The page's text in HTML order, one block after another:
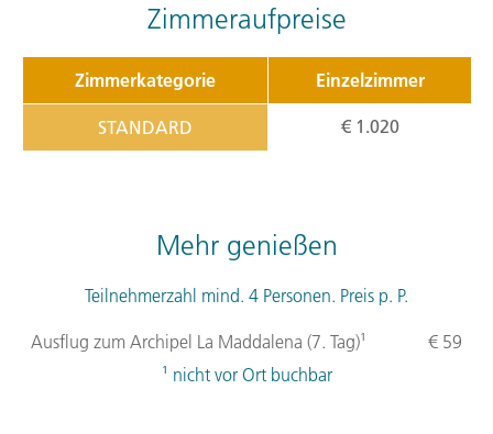
Zimmeraufpreise
Zimmerkategorie Einzelzimmer
STANDARD € 1.020
Mehr genießen
Teilnehmerzahl mind. 4 Personen. Preis p. P.
Ausflug zum Archipel La Maddalena (7. Tag)¹
€ 59
¹ nicht vor Ort buchbar